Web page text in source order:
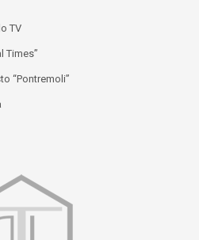
TV
Times”
“Pontremoli”